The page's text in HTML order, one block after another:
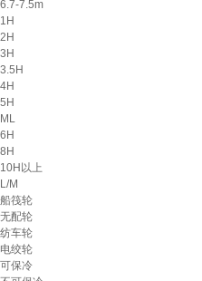
6.7-7.5m
1H
2H
3H
3.5H
4H
5H
ML
6H
8H
10H以上
L/M
船筏轮
无配轮
纺车轮
电绞轮
可保冷